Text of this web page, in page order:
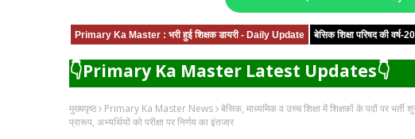
Primary Ka Master : भरी हुई शिक्षक डायरी - Daily Update बेसिक शिक्षा परिषद की
👇Primary Ka Master Latest Updates👇
मुख्यपृष्ठ Primary Ka Master News बेसिक, माध्यमिक व उच्च शिक्षा में शिक्षकों के पदों पर
प्रारूप, अभ्यर्थियों को परीक्षा पर निर्णय का इंतजार